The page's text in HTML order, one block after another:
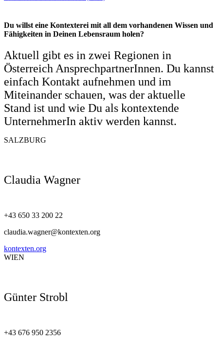
Du willst eine Kontexterei mit all dem vorhandenen Wissen und
Fähigkeiten in Deinen Lebensraum holen?
Aktuell gibt es in zwei Regionen in
Österreich AnsprechpartnerInnen. Du kannst
einfach Kontakt aufnehmen und im
Miteinander schauen, was der aktuelle
Stand ist und wie Du als kontextende
UnternehmerIn aktiv werden kannst.
SALZBURG
Claudia Wagner
+43 650 33 200 22
claudia.wagner@kontexten.org
kontexten.org
WIEN
Günter Strobl
+43 676 950 2356